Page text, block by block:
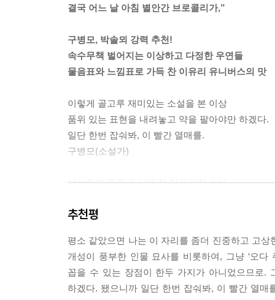
한 번에 다 잊은 건 아니고 조금씩, 그러니까 예를
때마다 손이 베일 만큼 날카로웠는데, 갈수록 각을
--- 「손톱 그림자」 중에서
보기 좋은 실패였다. 하지만 왜가리는 그러지 않
여기는 것에 가까웠다고나 할까. […] 왜가리에게
았다.
--- 「왜가리 클럽」 중에서
--- 「치즈 달과 비스코티」 중에서
듣고 싶지 않았다. 미안했다는 말, 용서해달라는
없는 주제에 꼭 모든 것이 다 괜찮아진 것 같은 느
다면 나는 참을 수 없을 것 같았다.
결국 어느 날 아침 별안간 브로콜리가,”
구병모, 박솔뫼 강력 추천!
속수무책 벌어지는 이상하고 다정한 우연들
물음표와 느낌표로 가득 찬 이유리 유니버스의 맛
이렇게 골고루 재미있는 소설을 본 이상
품위 있는 표현을 내려놓고 약을 팔아야만 하겠다.
일단 한번 잡숴봐, 이 빨간 열매를.
구병모(소설가)
이상하고 웃긴 동시에 잘 다듬어진 소설,
박솔뫼(소설가)
2020년 『경향신문』 신춘문예로 작품 활동
“능청스러우면서도 낯선 상상력과 활달한 문체”
비스코티」를 포함해 ‘이유리 유니버스’를 알리는
추천평
평소 같았으면 나는 이 자리를 좀더 진중하고 고
개성이 풍부한 인물 묘사를 비롯하여, 그냥 ‘오
꼽을 수 있는 장점이 한두 가지가 아니었으므로.
하겠다. 됐으니까 일단 한번 잡숴봐, 이 빨간 열